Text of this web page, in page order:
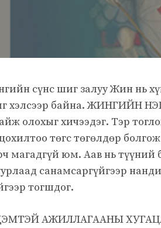
сүнс шиг залуу Жин нь
хэлсээр байна. ЖИНГИЙН
олохыг хичээдэг. Тэр
төгс төгөлдөр
магадгүй юм. Аав нь түүний
санамсаргүйгээр
тогшдог.
АЖИЛЛАГААНЫ